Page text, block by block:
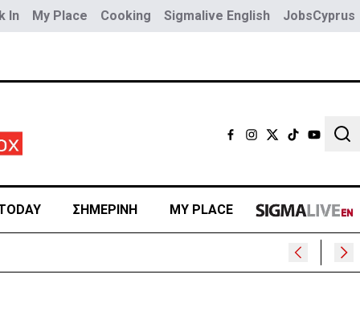
In My Place Cooking Sigmalive English JobsCyprus
ΣΗΜΕΡΙΝΗ MY PLACE